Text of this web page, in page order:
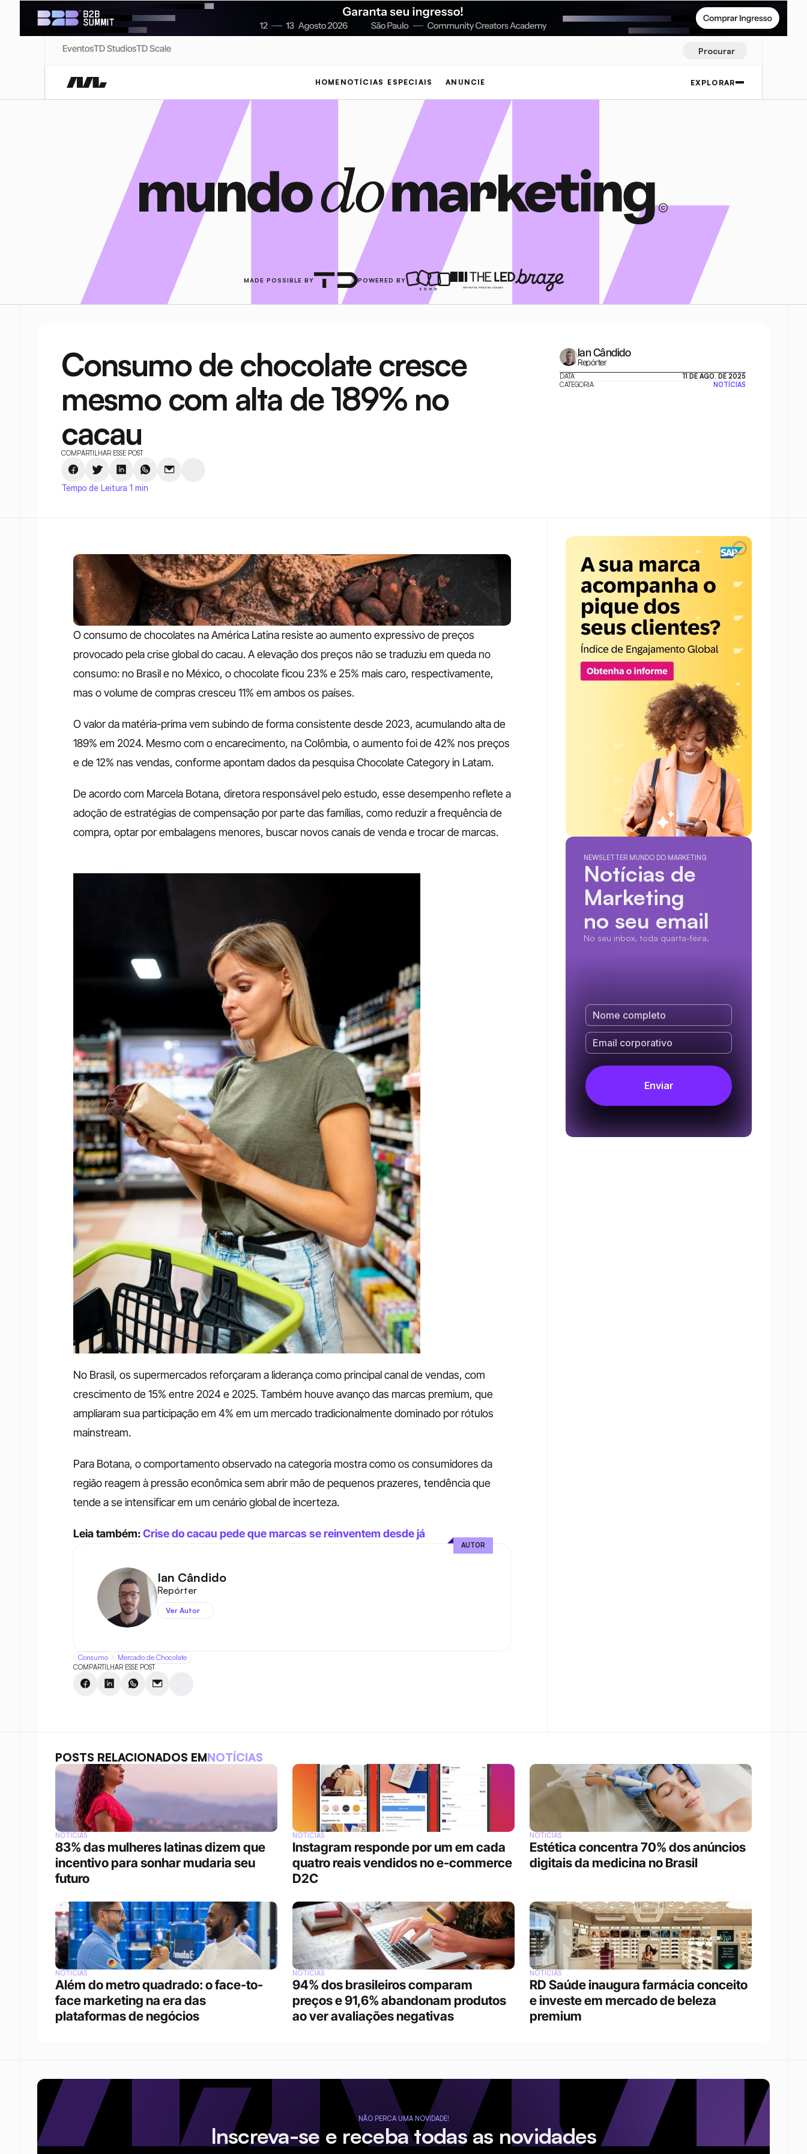
EventosTD StudiosTD Scale Procurar
HOME NOTÍCIAS ESPECIAIS ANUNCIE EXPLORAR
MADE POSSIBLE BY POWERED BY
Consumo de chocolate cresce
mesmo com alta de 189% no
cacau
COMPARTILHAR ESSE POST
Tempo de Leitura 1 min
Ian Cândido
Repórter
DATA
11 DE AGO. DE 2025
CATEGORIA
NOTÍCIAS
O consumo de chocolates na América Latina resiste ao aumento expressivo de preços
provocado pela crise global do cacau. A elevação dos preços não se traduziu em queda no
consumo: no Brasil e no México, o chocolate ficou 23% e 25% mais caro, respectivamente,
mas o volume de compras cresceu 11% em ambos os países.
O valor da matéria-prima vem subindo de forma consistente desde 2023, acumulando alta de
189% em 2024. Mesmo com o encarecimento, na Colômbia, o aumento foi de 42% nos preços
e de 12% nas vendas, conforme apontam dados da pesquisa Chocolate Category in Latam.
De acordo com Marcela Botana, diretora responsável pelo estudo, esse desempenho reflete a
adoção de estratégias de compensação por parte das famílias, como reduzir a frequência de
compra, optar por embalagens menores, buscar novos canais de venda e trocar de marcas.
No Brasil, os supermercados reforçaram a liderança como principal canal de vendas, com
crescimento de 15% entre 2024 e 2025. Também houve avanço das marcas premium, que
ampliaram sua participação em 4% em um mercado tradicionalmente dominado por rótulos
mainstream.
Para Botana, o comportamento observado na categoria mostra como os consumidores da
região reagem à pressão econômica sem abrir mão de pequenos prazeres, tendência que
tende a se intensificar em um cenário global de incerteza.
Leia também: Crise do cacau pede que marcas se reinventem desde já
Consumo Mercado de Chocolate
COMPARTILHAR ESSE POST
Ian Cândido
Repórter
Ver Autor
AUTOR
NEWSLETTER MUNDO DO MARKETING
Notícias de
Marketing
no seu email
No seu inbox, toda quarta-feira.
POSTS RELACIONADOS EMNOTÍCIAS
NOTÍCIAS
83% das mulheres latinas dizem que
incentivo para sonhar mudaria seu
futuro
NOTÍCIAS
Instagram responde por um em cada
quatro reais vendidos no e-commerce
D2C
NOTÍCIAS
Estética concentra 70% dos anúncios
digitais da medicina no Brasil
NOTÍCIAS
Além do metro quadrado: o face-to-
face marketing na era das
plataformas de negócios
NOTÍCIAS
94% dos brasileiros comparam
preços e 91,6% abandonam produtos
ao ver avaliações negativas
NOTÍCIAS
RD Saúde inaugura farmácia conceito
e investe em mercado de beleza
premium
NÃO PERCA UMA NOVIDADE!
Inscreva-se e receba todas as novidades